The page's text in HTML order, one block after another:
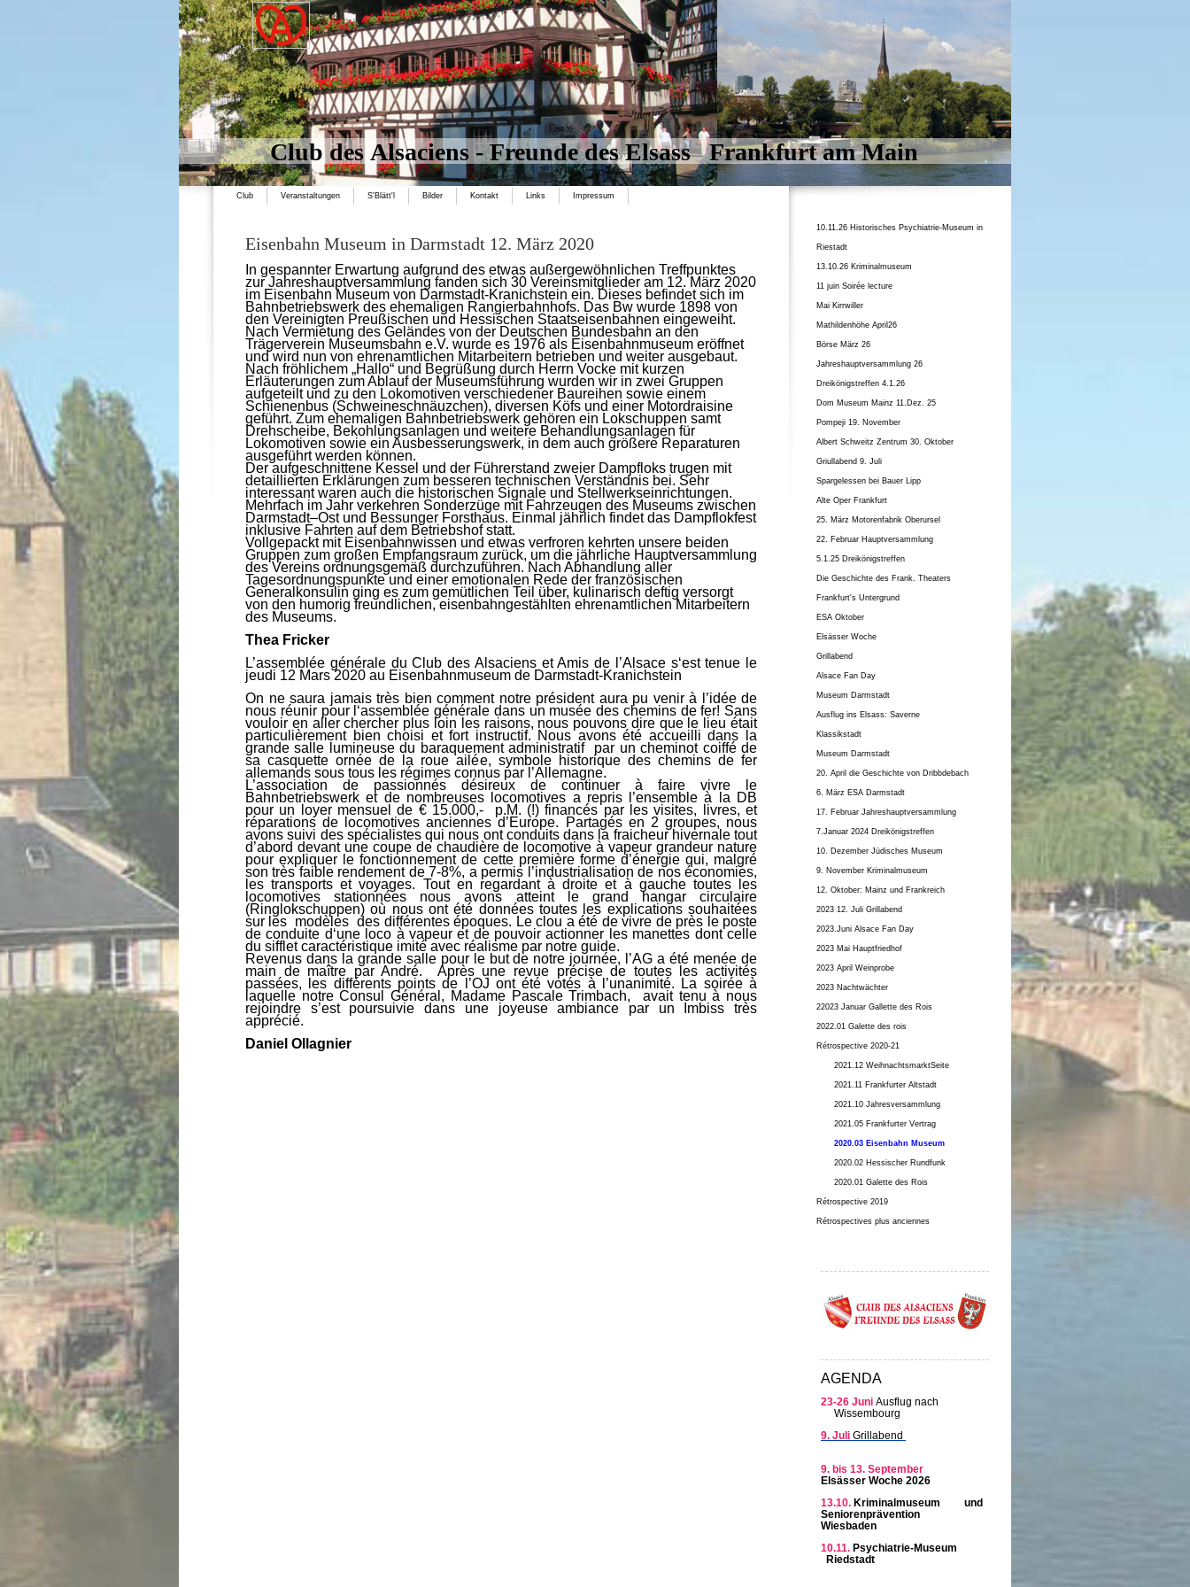
Club des Alsaciens - Freunde des Elsass Frankfurt am Main
Club Veranstaltungen S'Blätt'l Bilder Kontakt Links Impressum
Eisenbahn Museum in Darmstadt 12. März 2020
In gespannter Erwartung aufgrund des etwas außergewöhnlichen Treffpunktes
zur Jahreshauptversammlung fanden sich 30 Vereinsmitglieder am 12. März 2020
im Eisenbahn Museum von Darmstadt-Kranichstein ein. Dieses befindet sich im
Bahnbetriebswerk des ehemaligen Rangierbahnhofs. Das Bw wurde 1898 von
den Vereinigten Preußischen und Hessischen Staatseisenbahnen eingeweiht.
Nach Vermietung des Geländes von der Deutschen Bundesbahn an den
Trägerverein Museumsbahn e.V. wurde es 1976 als Eisenbahnmuseum eröffnet
und wird nun von ehrenamtlichen Mitarbeitern betrieben und weiter ausgebaut.
Nach fröhlichem „Hallo“ und Begrüßung durch Herrn Vocke mit kurzen
Erläuterungen zum Ablauf der Museumsführung wurden wir in zwei Gruppen
aufgeteilt und zu den Lokomotiven verschiedener Baureihen sowie einem
Schienenbus (Schweineschnäuzchen), diversen Köfs und einer Motordraisine
geführt. Zum ehemaligen Bahnbetriebswerk gehören ein Lokschuppen samt
Drehscheibe, Bekohlungsanlagen und weitere Behandlungsanlagen für
Lokomotiven sowie ein Ausbesserungswerk, in dem auch größere Reparaturen
ausgeführt werden können.
Der aufgeschnittene Kessel und der Führerstand zweier Dampfloks trugen mit
detaillierten Erklärungen zum besseren technischen Verständnis bei. Sehr
interessant waren auch die historischen Signale und Stellwerkseinrichtungen.
Mehrfach im Jahr verkehren Sonderzüge mit Fahrzeugen des Museums zwischen
Darmstadt–Ost und Bessunger Forsthaus. Einmal jährlich findet das Dampflokfest
inklusive Fahrten auf dem Betriebshof statt.
Vollgepackt mit Eisenbahnwissen und etwas verfroren kehrten unsere beiden
Gruppen zum großen Empfangsraum zurück, um die jährliche Hauptversammlung
des Vereins ordnungsgemäß durchzuführen. Nach Abhandlung aller
Tagesordnungspunkte und einer emotionalen Rede der französischen
Generalkonsulin ging es zum gemütlichen Teil über, kulinarisch deftig versorgt
von den humorig freundlichen, eisenbahngestählten ehrenamtlichen Mitarbeitern
des Museums.
Thea Fricker
L’assemblée générale du Club des Alsaciens et Amis de l’Alsace s‘est tenue le
jeudi 12 Mars 2020 au Eisenbahnmuseum de Darmstadt-Kranichstein
On ne saura jamais très bien comment notre président aura pu venir à l’idée de
nous réunir pour l‘assemblée générale dans un musée des chemins de fer! Sans
vouloir en aller chercher plus loin les raisons, nous pouvons dire que le lieu était
particulièrement bien choisi et fort instructif. Nous avons été accueilli dans la
grande salle lumineuse du baraquement administratif par un cheminot coiffé de
sa casquette ornée de la roue ailée, symbole historique des chemins de fer
allemands sous tous les régimes connus par l’Allemagne.
L’association de passionnés désireux de continuer à faire vivre le
Bahnbetriebswerk et de nombreuses locomotives a repris l’ensemble à la DB
pour un loyer mensuel de € 15.000,- p.M. (!) financés par les visites, livres, et
réparations de locomotives anciennes d’Europe. Partagés en 2 groupes, nous
avons suivi des spécialistes qui nous ont conduits dans la fraicheur hivernale tout
d’abord devant une coupe de chaudière de locomotive à vapeur grandeur nature
pour expliquer le fonctionnement de cette première forme d’énergie qui, malgré
son très faible rendement de 7-8%, a permis l’industrialisation de nos économies,
les transports et voyages. Tout en regardant à droite et à gauche toutes les
locomotives stationnées nous avons atteint le grand hangar circulaire
(Ringlokschuppen) où nous ont été données toutes les explications souhaitées
sur les modèles des différentes époques. Le clou a été de vivre de près le poste
de conduite d‘une loco à vapeur et de pouvoir actionner les manettes dont celle
du sifflet caractéristique imité avec réalisme par notre guide.
Revenus dans la grande salle pour le but de notre journée, l’AG a été menée de
main de maître par André. Après une revue précise de toutes les activités
passées, les différents points de l’OJ ont été votés à l’unanimité. La soirée à
laquelle notre Consul Général, Madame Pascale Trimbach, avait tenu à nous
rejoindre s’est poursuivie dans une joyeuse ambiance par un Imbiss très
apprécié.
Daniel Ollagnier
10.11.26 Historisches Psychiatrie-Museum in
Riestadt
13.10.26 Kriminalmuseum
11 juin Soirée lecture
Mai Kirrwiller
Mathildenhöhe April26
Börse März 26
Jahreshauptversammlung 26
Dreikönigstreffen 4.1.26
Dom Museum Mainz 11.Dez. 25
Pompeji 19. November
Albert Schweitz Zentrum 30. Oktober
Griullabend 9. Juli
Spargelessen bei Bauer Lipp
Alte Oper Frankfurt
25. März Motorenfabrik Oberursel
22. Februar Hauptversammlung
5.1.25 Dreikönigstreffen
Die Geschichte des Frank. Theaters
Frankfurt's Untergrund
ESA Oktober
Elsässer Woche
Grillabend
Alsace Fan Day
Museum Darmstadt
Ausflug ins Elsass: Saverne
Klassikstadt
Museum Darmstadt
20. April die Geschichte von Dribbdebach
6. März ESA Darmstadt
17. Februar Jahreshauptversammlung
7.Januar 2024 Dreikönigstreffen
10. Dezember Jüdisches Museum
9. November Kriminalmuseum
12. Oktober: Mainz und Frankreich
2023 12. Juli Grillabend
2023.Juni Alsace Fan Day
2023 Mai Hauptfriedhof
2023 April Weinprobe
2023 Nachtwächter
22023 Januar Gallette des Rois
2022.01 Galette des rois
Rétrospective 2020-21
2021.12 WeihnachtsmarktSeite
2021.11 Frankfurter Altstadt
2021.10 Jahresversammlung
2021.05 Frankfurter Vertrag
2020.03 Eisenbahn Museum
2020.02 Hessischer Rundfunk
2020.01 Galette des Rois
Rétrospective 2019
Rétrospectives plus anciennes
AGENDA
23-26 Juni Ausflug nach
Wissembourg
9. Juli Grillabend
9. bis 13. September
Elsässer Woche 2026
13.10. Kriminalmuseum und
Seniorenprävention
Wiesbaden
10.11. Psychiatrie-Museum
Riedstadt